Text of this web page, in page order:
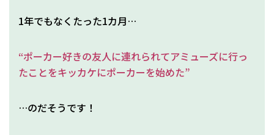
1年でもなくたった1カ月…
“ポーカー好きの友人に連れられてアミューズに行っ
たことをキッカケにポーカーを始めた”
…のだそうです！